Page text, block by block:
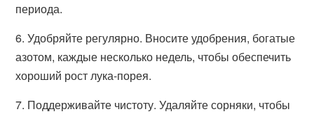
периода.
6. Удобряйте регулярно. Вносите удобрения, богатые
азотом, каждые несколько недель, чтобы обеспечить
хороший рост лука-порея.
7. Поддерживайте чистоту. Удаляйте сорняки, чтобы